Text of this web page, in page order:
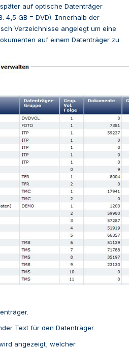
auf optische Datenträger
4,5 GB = DVD). Innerhalb der
Verzeichnisse angelegt um eine
auf einem Datenträger zu
Text für den Datenträger.
angezeigt, welcher